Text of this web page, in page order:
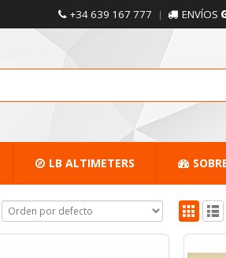
+34 639 167 777 ENVÍOS
LB ALTIMETERS